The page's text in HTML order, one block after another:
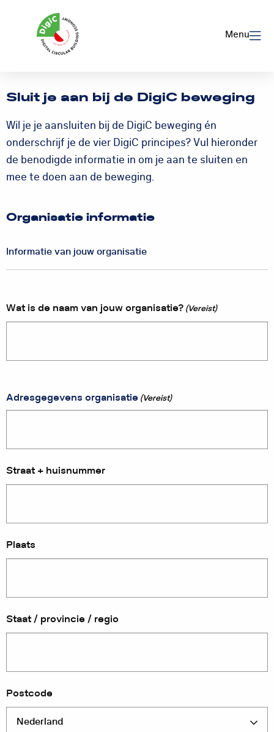
Utrecht
Menu
Sluit je aan bij de DigiC beweging
Wil je je aansluiten bij de DigiC beweging én
onderschrijf je de vier DigiC principes? Vul hieronder
de benodigde informatie in om je aan te sluiten en
mee te doen aan de beweging.
Organisatie informatie
Informatie van jouw organisatie
Wat is de naam van jouw organisatie? (Vereist)
Adresgegevens organisatie (Vereist)
Straat + huisnummer
Plaats
Staat / provincie / regio
Postcode